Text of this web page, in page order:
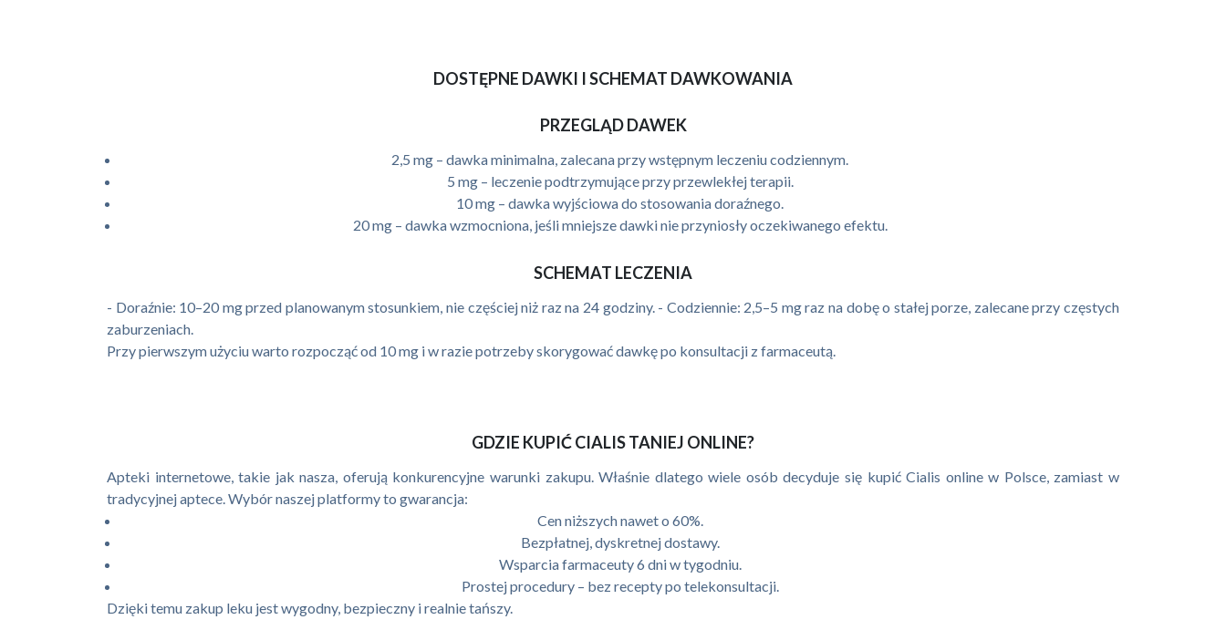
DOSTĘPNE DAWKI I SCHEMAT DAWKOWANIA
PRZEGLĄD DAWEK
2,5 mg – dawka minimalna, zalecana przy wstępnym leczeniu codziennym.
5 mg – leczenie podtrzymujące przy przewlekłej terapii.
10 mg – dawka wyjściowa do stosowania doraźnego.
20 mg – dawka wzmocniona, jeśli mniejsze dawki nie przyniosły oczekiwanego efektu.
SCHEMAT LECZENIA
- Doraźnie: 10–20 mg przed planowanym stosunkiem, nie częściej niż raz na 24 godziny. - Codziennie: 2,5–5 mg raz na dobę o stałej porze, zalecane przy częstych
zaburzeniach.
Przy pierwszym użyciu warto rozpocząć od 10 mg i w razie potrzeby skorygować dawkę po konsultacji z farmaceutą.
GDZIE KUPIĆ CIALIS TANIEJ ONLINE?
Apteki internetowe, takie jak nasza, oferują konkurencyjne warunki zakupu. Właśnie dlatego wiele osób decyduje się kupić Cialis online w Polsce, zamiast w
tradycyjnej aptece. Wybór naszej platformy to gwarancja:
Cen niższych nawet o 60%.
Bezpłatnej, dyskretnej dostawy.
Wsparcia farmaceuty 6 dni w tygodniu.
Prostej procedury – bez recepty po telekonsultacji.
Dzięki temu zakup leku jest wygodny, bezpieczny i realnie tańszy.